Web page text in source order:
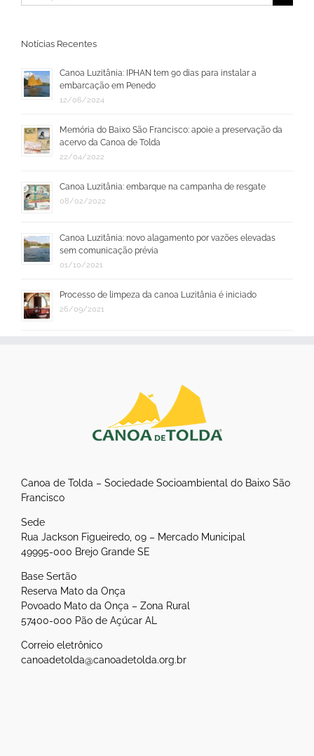
resultados
Notícias Recentes
Canoa Luzitânia: IPHAN tem 90 dias para instalar a
embarcação em Penedo
12/06/2024
Memória do Baixo São Francisco: apoie a preservação da
acervo da Canoa de Tolda
22/04/2022
Canoa Luzitânia: embarque na campanha de resgate
08/02/2022
Canoa Luzitânia: novo alagamento por vazões elevadas
sem comunicação prévia
01/10/2021
Processo de limpeza da canoa Luzitânia é iniciado
26/09/2021
Canoa de Tolda – Sociedade Socioambiental do Baixo São
Francisco
Sede
Rua Jackson Figueiredo, 09 – Mercado Municipal
49995-000 Brejo Grande SE
Base Sertão
Reserva Mato da Onça
Povoado Mato da Onça – Zona Rural
57400-000 Pão de Açúcar AL
Correio eletrônico
canoadetolda@canoadetolda.org.br